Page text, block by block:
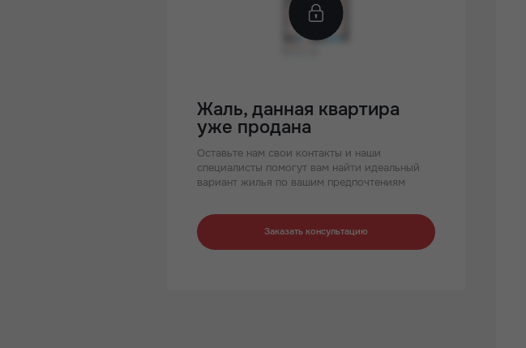
Жаль, данная квартира
уже продана
Оставьте нам свои контакты и наши
специалисты помогут вам найти идеальный
вариант жилья по вашим предпочтениям
Заказать консультацию